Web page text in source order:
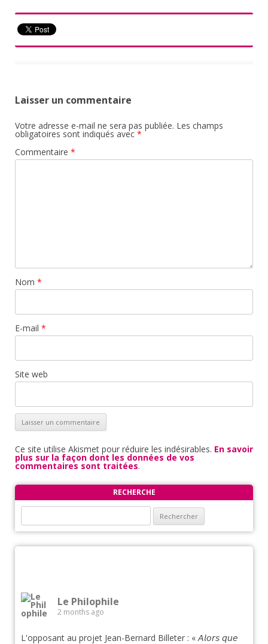
Laisser un commentaire
Votre adresse e-mail ne sera pas publiée. Les champs
obligatoires sont indiqués avec *
Commentaire *
Nom *
E-mail *
Site web
Ce site utilise Akismet pour réduire les indésirables. En savoir
plus sur la façon dont les données de vos
commentaires sont traitées.
RECHERCHE
Le Philophile
2 months ago
L'opposant au projet Jean-Bernard Billeter : « 𝘈𝘭𝘰𝘳𝘴 𝘲𝘶𝘦